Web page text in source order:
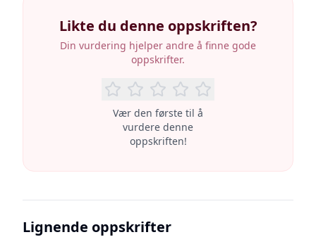
Likte du denne oppskriften?
Din vurdering hjelper andre å finne gode
oppskrifter.
Vær den første til å
vurdere denne
oppskriften!
Lignende oppskrifter